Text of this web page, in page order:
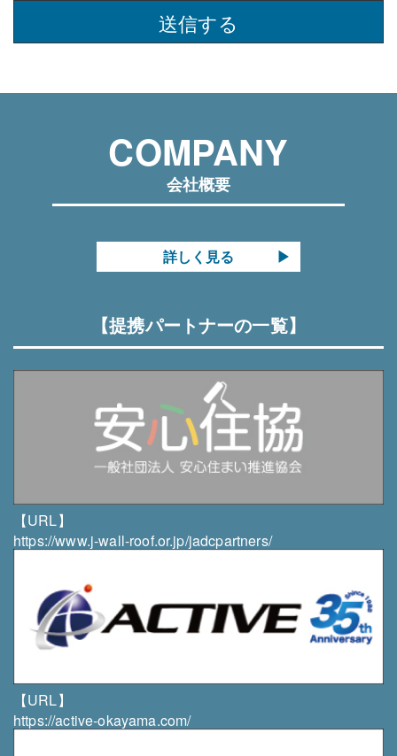
行、情報提供など）で、業務の遂行上必要な限りにお
せるために適正な監督を行います。
個人情報の管理について
・当社は、個人情報の正確性を保ち、これを安全に管
・当社は、個人情報の紛失、破壊、改ざん及び漏洩等
を防止するため、適正な情報セキュリティ対策を講じ
個人情報の開示・訂正・利用停止・消去について
・個人情報について、「開示」「訂正」等を求める権
利を有していることを確認し、これらの要求ある場合
には異議なく速やかに対応します。
・個人情報の取扱いにつきましてご意見やご質問がご
ざいましたら、当社までご連絡下さいますようお願い
申し上げます。
組織・体制
・当社は、個人情報保護責任者を任命し、個人情報の
適正な管理を実施します。
管理方法についての研修を実施し、日常業務における
個人情報の適正な取扱いを徹底します。
・当社は、サービス品質向上のため、第三者からコン
す。
お問い合わせ先
このフィールドは空のままにしてください。
COMPANY
会社概要
詳しく見る
【提携パートナーの一覧】
【URL】
https://www.j-wall-roof.or.jp/jadcpartners/
【URL】
https://active-okayama.com/